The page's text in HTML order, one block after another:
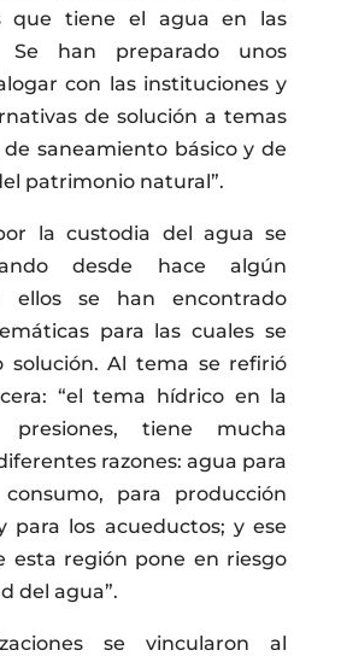
que tiene el agua en las
Se han preparado unos
con las instituciones y
de solución a temas
saneamiento básico y de
patrimonio natural”.
la custodia del agua se
desde hace algún
se han encontrado
para las cuales se
solución. Al tema se refirió
“el tema hídrico en la
tiene mucha
razones: agua para
para producción
para los acueductos; y ese
esta región pone en riesgo
del agua”.
se vincularon al